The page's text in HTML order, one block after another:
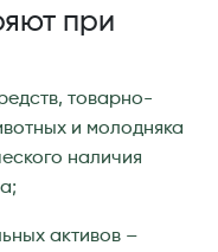
при
товарно-
и молодняка
наличия
активов –